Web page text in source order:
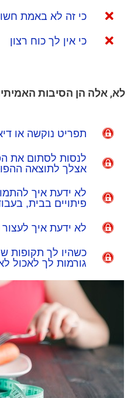
כי זה לא באמת
כי אין לך כוח רצון
לא, אלה הן הסיבות
תפריט נוקשה או
לנסות לסתום את
אצלך לתוצאה
לא ידעת איך
פיתויים בבית,
לא ידעת איך לעצור
כשהיו לך תקופות
גורמות לך לאכול לא